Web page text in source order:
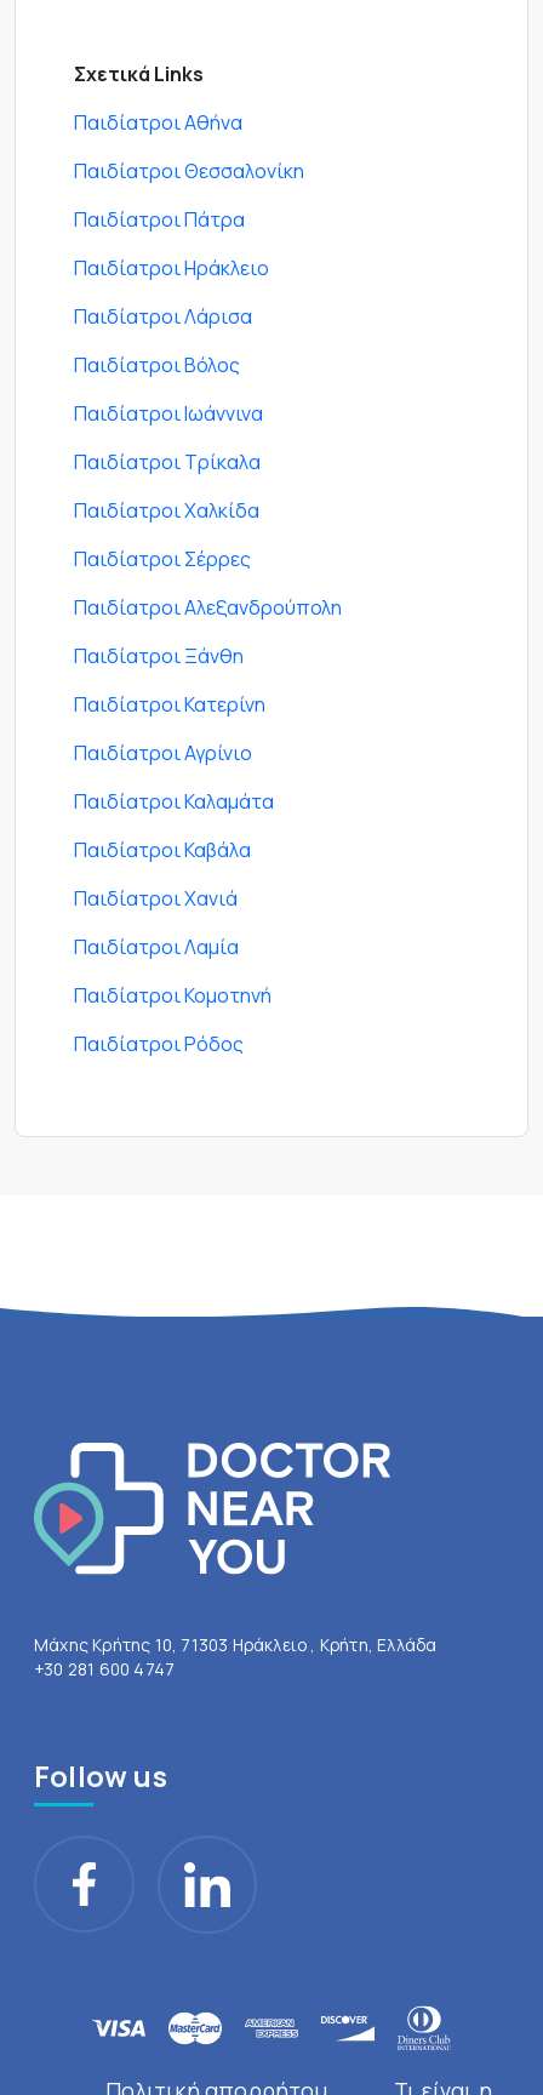
Σχετικά Links
Παιδίατροι Αθήνα
Παιδίατροι Θεσσαλονίκη
Παιδίατροι Πάτρα
Παιδίατροι Ηράκλειο
Παιδίατροι Λάρισα
Παιδίατροι Βόλος
Παιδίατροι Ιωάννινα
Παιδίατροι Τρίκαλα
Παιδίατροι Χαλκίδα
Παιδίατροι Σέρρες
Παιδίατροι Αλεξανδρούπολη
Παιδίατροι Ξάνθη
Παιδίατροι Κατερίνη
Παιδίατροι Αγρίνιο
Παιδίατροι Καλαμάτα
Παιδίατροι Καβάλα
Παιδίατροι Χανιά
Παιδίατροι Λαμία
Παιδίατροι Κομοτηνή
Παιδίατροι Ρόδος
Μάχης Κρήτης 10, 71303 Ηράκλειο , Κρήτη, Ελλάδα
+30 281 600 4747
Follow us